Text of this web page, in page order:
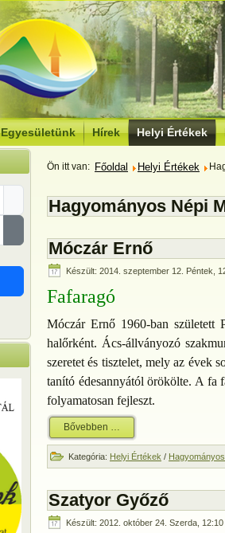
Egyesületünk Hírek Helyi Értékek
Jelszó megjelenítése
Ön itt van: Főoldal Helyi Értékek
Hagyományos Népi
Móczár Ernő
Készült: 2014. szeptember 12. Péntek,
Fafaragó
Móczár Ernő 1960-ban született
halőrként. Ács-állványozó
szeretet és tisztelet, mely az évek
tanító édesannyától örökölte. A fa
folyamatosan fejleszt.
Bővebben …
Kategória: Helyi Értékek /
Szatyor Győző
Készült: 2012. október 24. Szerda, 12:10